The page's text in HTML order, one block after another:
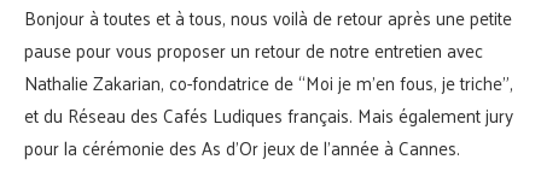
Bonjour à toutes et à tous, nous voilà de retour après une petite
pause pour vous proposer un retour de notre entretien avec
Nathalie Zakarian, co-fondatrice de “Moi je m’en fous, je triche”,
et du Réseau des Cafés Ludiques français. Mais également jury
pour la cérémonie des As d’Or jeux de l’année à Cannes.